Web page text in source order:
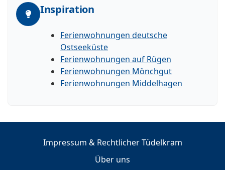
Inspiration
Ferienwohnungen deutsche
Ostseeküste
Ferienwohnungen auf Rügen
Ferienwohnungen Mönchgut
Ferienwohnungen Middelhagen
Impressum & Rechtlicher Tüdelkram
Über uns